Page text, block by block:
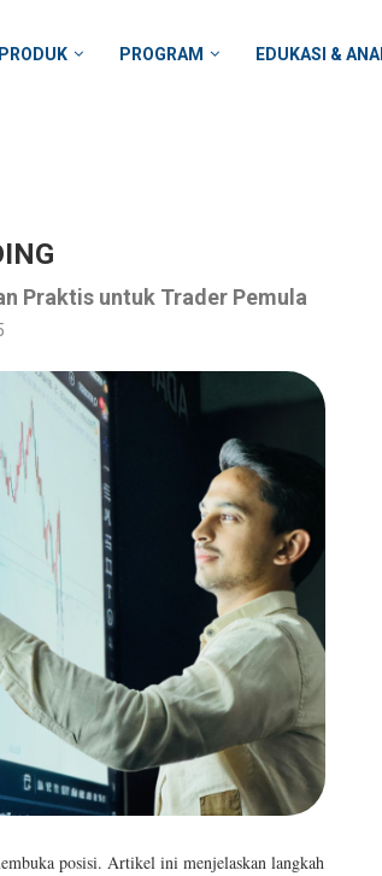
PRODUK PROGRAM EDUKASI &
Praktis untuk Trader Pemula
posisi. Artikel ini menjelaskan langkah